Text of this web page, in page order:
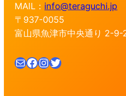
MAIL： info@teraguchi.jp
〒937-0055
富山県魚津市中央通り 2-9-
メールFacebook InstagramTwitter